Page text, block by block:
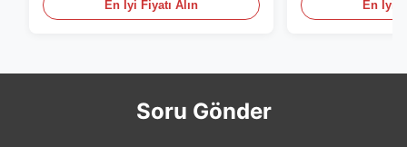
En İyi Fiyatı Alın En İyi
Soru Gönder